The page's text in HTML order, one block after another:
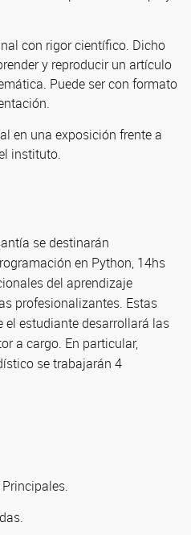
con rigor científico. Dicho
y reproducir un artículo
Puede ser con formato
en una exposición frente a
instituto.
se destinarán
en Python, 14hs
del aprendizaje
profesionalizantes. Estas
el estudiante desarrollará las
a cargo. En particular,
se trabajarán 4